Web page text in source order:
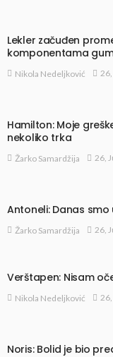
Lekler začuđen
komponentama
Nikola Nedeljković
Hamilton: Moje
nekoliko trka
Žarko Samardžija 26,
Antoneli: Danas
Žarko Samardžija 26,
Verštapen: Nisam
Nikola Nedeljković
Noris: Bolid je bio